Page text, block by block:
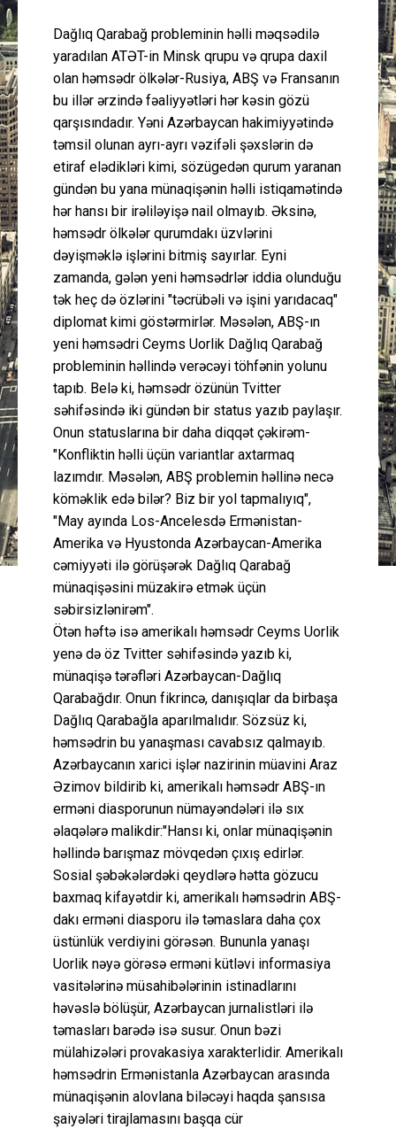
Dağlıq Qarabağ probleminin həlli məqsədilə
yaradılan ATƏT-in Minsk qrupu və qrupa daxil
olan həmsədr ölkələr-Rusiya, ABŞ və Fransanın
bu illər ərzində fəaliyyətləri hər kəsin gözü
qarşısındadır. Yəni Azərbaycan hakimiyyətində
təmsil olunan ayrı-ayrı vəzifəli şəxslərin də
etiraf elədikləri kimi, sözügedən qurum yaranan
gündən bu yana münaqişənin həlli istiqamətində
hər hansı bir irəliləyişə nail olmayıb. Əksinə,
həmsədr ölkələr qurumdakı üzvlərini
dəyişməklə işlərini bitmiş sayırlar. Eyni
zamanda, gələn yeni həmsədrlər iddia olunduğu
tək heç də özlərini "təcrübəli və işini yarıdacaq"
diplomat kimi göstərmirlər. Məsələn, ABŞ-ın
yeni həmsədri Ceyms Uorlik Dağlıq Qarabağ
probleminin həllində verəcəyi töhfənin yolunu
tapıb. Belə ki, həmsədr özünün Tvitter
səhifəsində iki gündən bir status yazıb paylaşır.
Onun statuslarına bir daha diqqət çəkirəm-
"Konfliktin həlli üçün variantlar axtarmaq
lazımdır. Məsələn, ABŞ problemin həllinə necə
köməklik edə bilər? Biz bir yol tapmalıyıq",
"May ayında Los-Ancelesdə Ermənistan-
Amerika və Hyustonda Azərbaycan-Amerika
cəmiyyəti ilə görüşərək Dağlıq Qarabağ
münaqişəsini müzakirə etmək üçün
səbirsizlənirəm".
Ötən həftə isə amerikalı həmsədr Ceyms Uorlik
yenə də öz Tvitter səhifəsində yazıb ki,
münaqişə tərəfləri Azərbaycan-Dağlıq
Qarabağdır. Onun fikrincə, danışıqlar da birbaşa
Dağlıq Qarabağla aparılmalıdır. Sözsüz ki,
həmsədrin bu yanaşması cavabsız qalmayıb.
Azərbaycanın xarici işlər nazirinin müavini Araz
Əzimov bildirib ki, amerikalı həmsədr ABŞ-ın
erməni diasporunun nümayəndələri ilə sıx
əlaqələrə malikdir:"Hansı ki, onlar münaqişənin
həllində barışmaz mövqedən çıxış edirlər.
Sosial şəbəkələrdəki qeydlərə hətta gözucu
baxmaq kifayətdir ki, amerikalı həmsədrin ABŞ-
dakı erməni diasporu ilə təmaslara daha çox
üstünlük verdiyini görəsən. Bununla yanaşı
Uorlik nəyə görəsə erməni kütləvi informasiya
vasitələrinə müsahibələrinin istinadlarını
həvəslə bölüşür, Azərbaycan jurnalistləri ilə
təmasları barədə isə susur. Onun bəzi
mülahizələri provakasiya xarakterlidir. Amerikalı
həmsədrin Ermənistanla Azərbaycan arasında
münaqişənin alovlana biləcəyi haqda şansısa
şaiyələri tirajlamasını başqa cür